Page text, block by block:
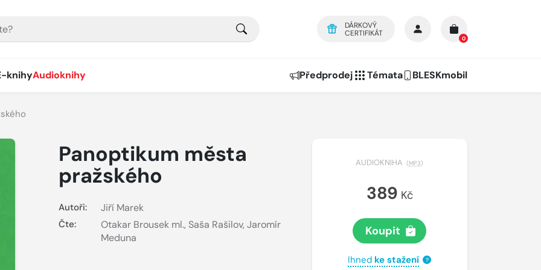
DÁRKOVÝ
CERTIFIKÁT
0
knihyAudioknihy Předprodej Témata BLESKmobil
Panoptikum města
pražského
Autoři: Jiří Marek
Čte: Otakar Brousek ml., Saša Rašilov, Jaromír
Meduna
AUDIOKNIHA (MP3)
389 Kč
Koupit
Ihned ke stažení ?